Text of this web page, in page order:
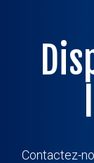
Contactez-